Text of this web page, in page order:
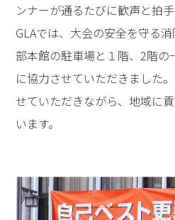
ンナーが通るたびに歓声と拍
GLAでは、大会の安全を守る
部本館の駐車場と１階、2階の
に協力させていただきました
せていただきながら、地域に
います。